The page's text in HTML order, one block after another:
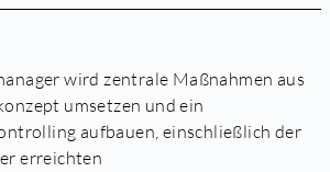
wird zentrale Maßnahmen aus
umsetzen und ein
aufbauen, einschließlich der
erreichten